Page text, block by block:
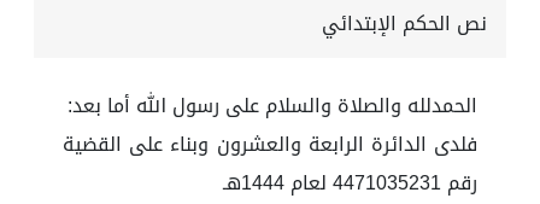
نص الحكم الإبتدائي
الحمدلله والصلاة والسلام على رسول الله أما بعد:
فلدى الدائرة الرابعة والعشرون وبناء على القضية
رقم 4471035231 لعام 1444هـ